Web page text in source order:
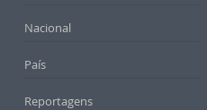
Nacional
País
Reportagens